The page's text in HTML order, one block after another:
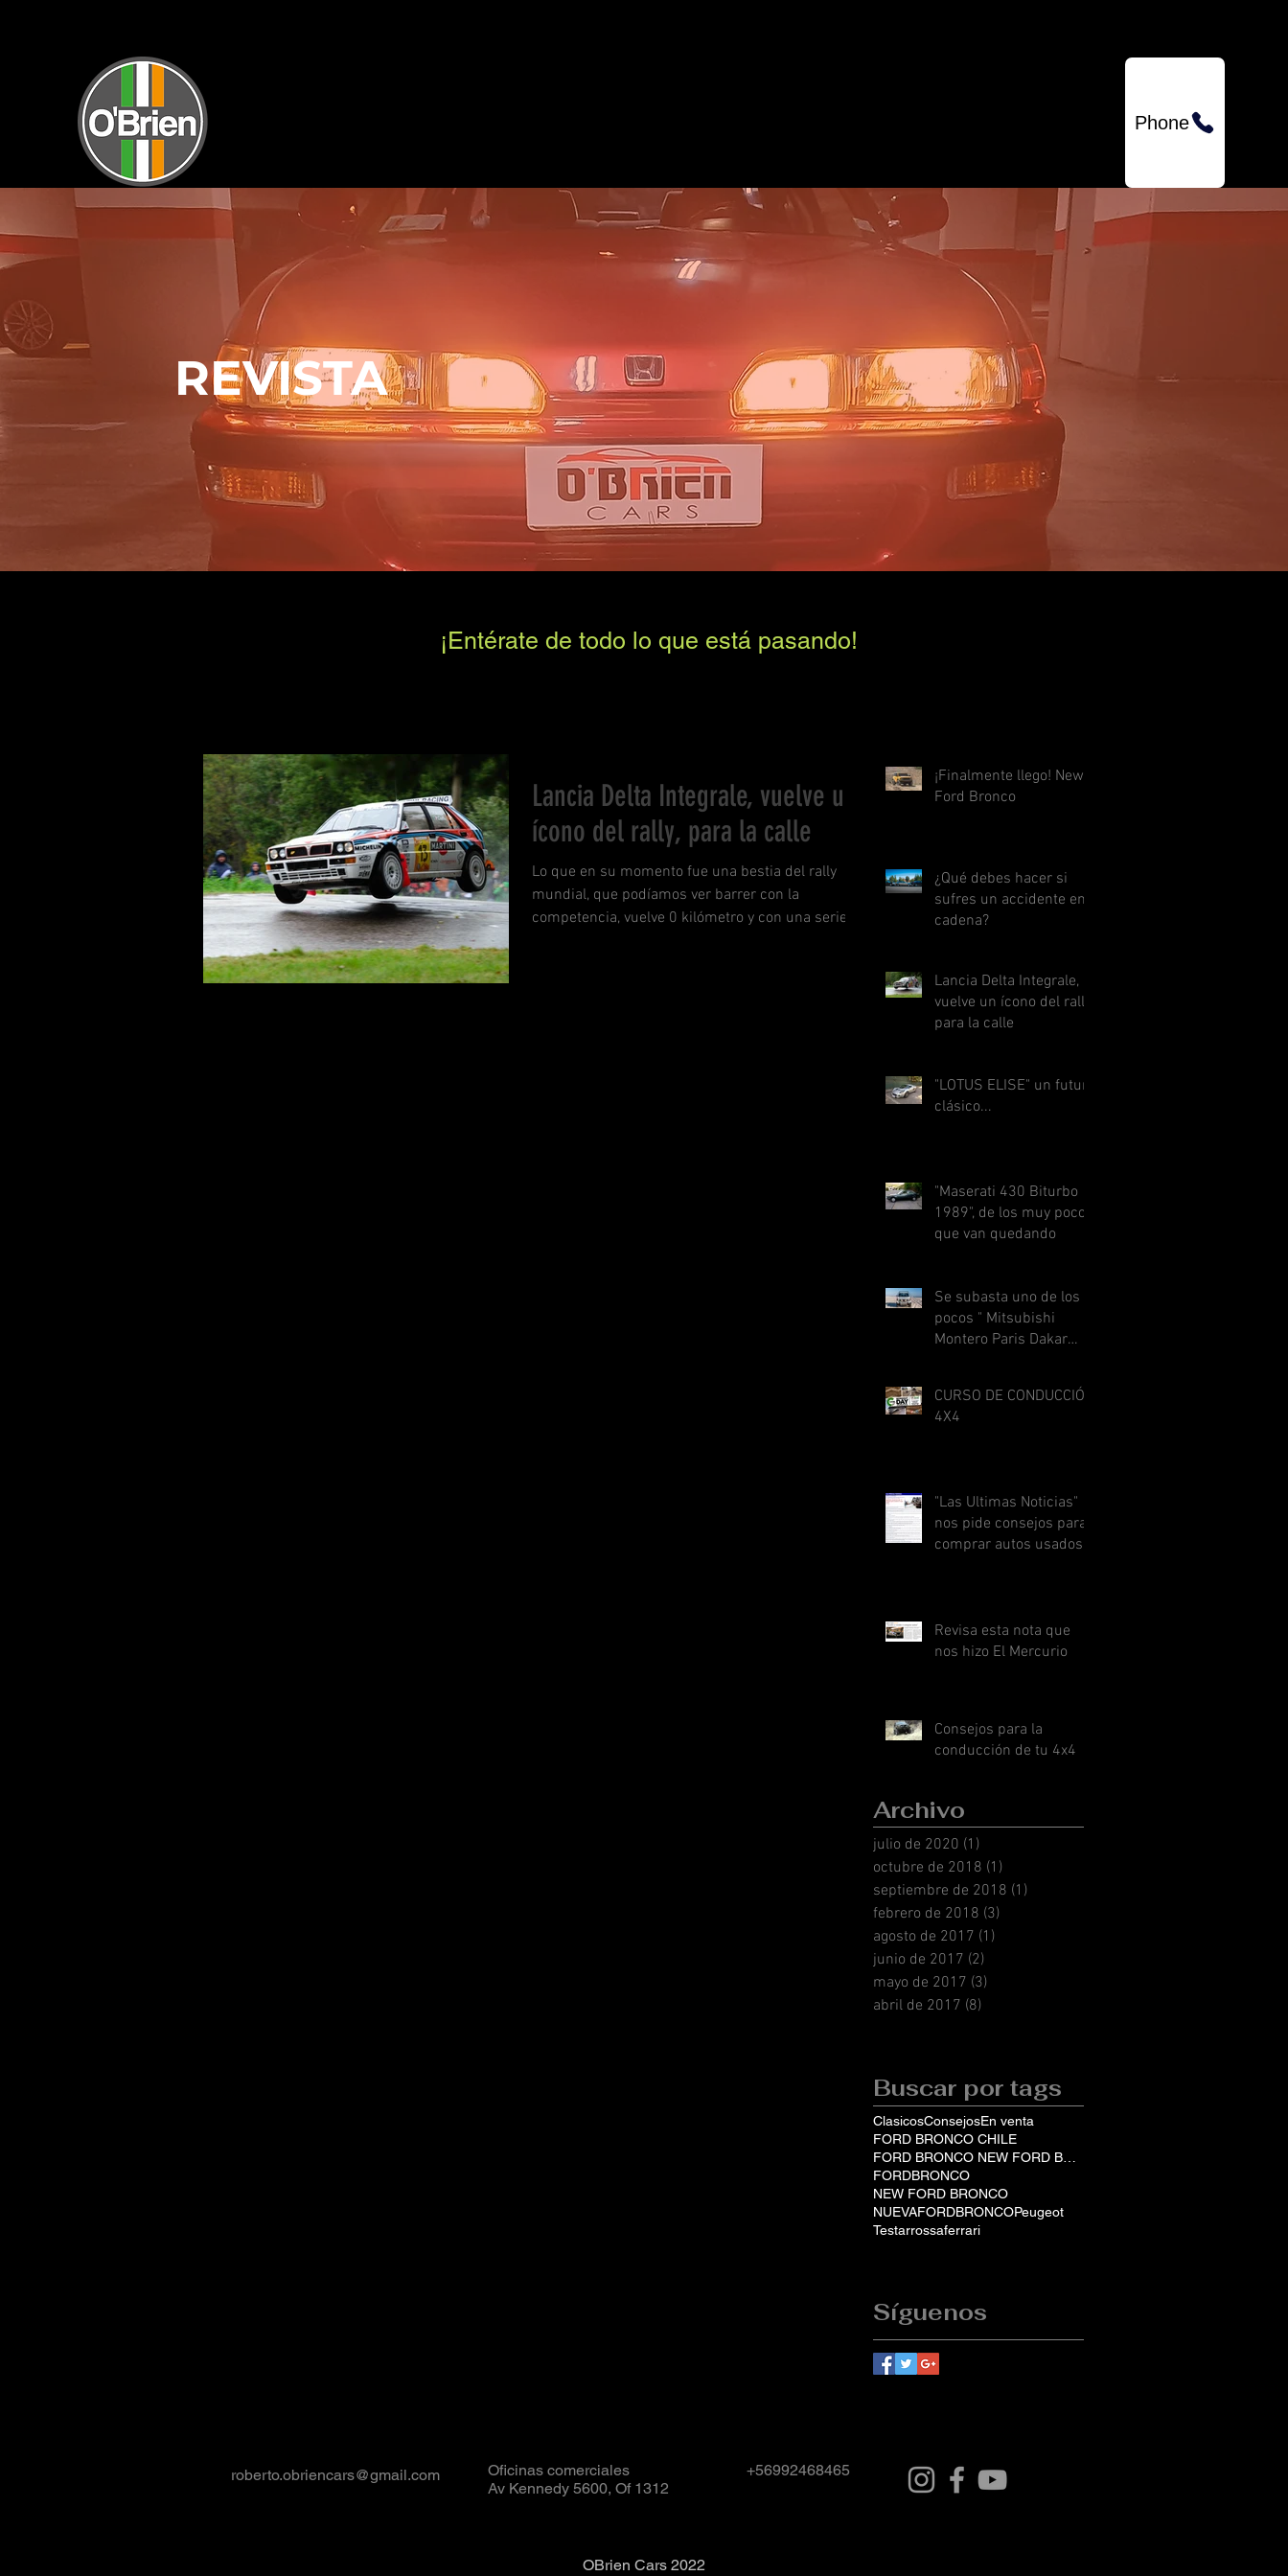
Phone
Entradas
destacadas
¿Qué debes hacer
si sufres un
accidente en
REVISTA
¡Entérate de todo lo que está pasando!
Lancia Delta Integrale, vuelve un
ícono del rally, para la calle
Lo que en su momento fue una bestia del rally
mundial, que podíamos ver barrer con la
competencia, vuelve 0 kilómetro y con una serie
¡Finalmente llego! New
Ford Bronco
¿Qué debes hacer si
sufres un accidente en
cadena?
Lancia Delta Integrale,
vuelve un ícono del rally,
para la calle
"LOTUS ELISE" un futuro
clásico...
"Maserati 430 Biturbo
1989", de los muy pocos
que van quedando
Se subasta uno de los
pocos " Mitsubishi
Montero Paris Dakar
CURSO DE CONDUCCIÓN
4X4
"Las Ultimas Noticias"
nos pide consejos para
comprar autos usados
Revisa esta nota que
nos hizo El Mercurio
Consejos para la
conducción de tu 4x4
Archivo
julio de 2020 (1)
octubre de 2018 (1)
septiembre de 2018 (1)
febrero de 2018 (3)
agosto de 2017 (1)
junio de 2017 (2)
mayo de 2017 (3)
abril de 2017 (8)
Buscar por tags
ClasicosConsejosEn venta
FORD BRONCO CHILE
FORDBRONCO
NEW FORD BRONCO
NUEVAFORDBRONCOPeugeot
Testarrossaferrari
Síguenos
roberto.obriencars@gmail.com
Oficinas comerciales
Av Kennedy 5600, Of 1312
+56992468465
OBrien Cars 2022